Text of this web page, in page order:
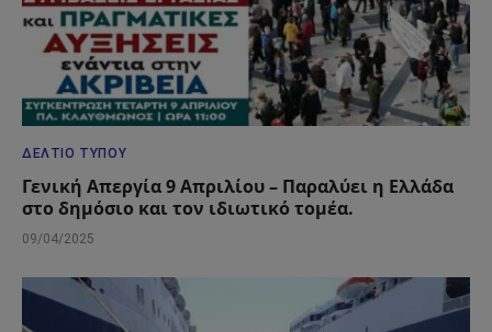
ΔΕΛΤΊΟ ΤΎΠΟΥ
Γενική Απεργία 9 Απριλίου – Παραλύει η Ελλάδα
στο δημόσιο και τον ιδιωτικό τομέα.
09/04/2025